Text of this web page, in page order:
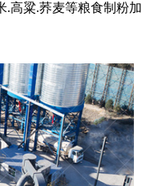
.高粱.荞麦等粮食制粉加